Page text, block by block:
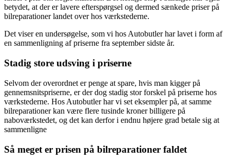
betydet, at der er lavere efterspørgsel og dermed sænkede priser på
bilreparationer landet over hos værkstederne.
Det viser en undersøgelse, som vi hos Autobutler har lavet i form af
en sammenligning af priserne fra september sidste år.
Stadig store udsving i priserne
Selvom der overordnet er penge at spare, hvis man kigger på
gennemsnitspriserne, er der dog stadig stor forskel på priserne hos
værkstederne. Hos Autobutler har vi set eksempler på, at samme
bilreparationer kan være flere tusinde kroner billigere på
naboværkstedet, og det kan derfor i endnu højere grad betale sig at
sammenligne
Så meget er prisen på bilreparationer faldet